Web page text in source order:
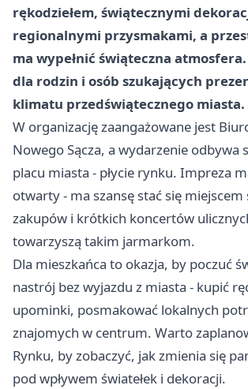
rękodziełem, świątecznymi
regionalnymi przysmakami, a
ma wypełnić świąteczna
dla rodzin i osób szukających
klimatu przedświątecznego miasta.
W organizację zaangażowane jest
Nowego Sącza, a wydarzenie odbywa
placu miasta - płycie rynku. Impreza
otwarty - ma szansę stać się miejscem
zakupów i krótkich koncertów
towarzyszą takim jarmarkom.
Dla mieszkańca to okazja, by poczuć
nastrój bez wyjazdu z miasta - kupić
upominki, posmakować lokalnych
znajomych w centrum. Warto
Rynku, by zobaczyć, jak zmienia się
pod wpływem światełek i dekoracji.